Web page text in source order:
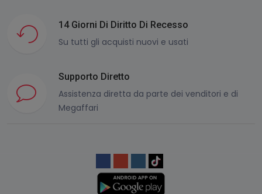
14 Giorni Di Diritto Di Recesso
Su tutti gli acquisti nuovi e usati
Supporto Diretto
Assistenza diretta da parte dei venditori e di
Megaffari